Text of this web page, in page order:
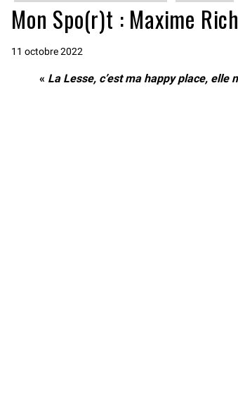
Mon Spo(r)t : Maxime
11 octobre 2022
« La Lesse, c’est ma happy place, elle